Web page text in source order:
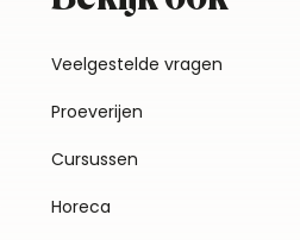
Veelgestelde vragen
Proeverijen
Cursussen
Horeca